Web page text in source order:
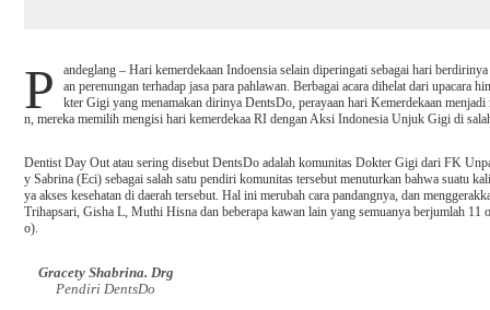
P
andeglang – Hari kemerdekaan Indoensia selain diperingati sebagai hari
an perenungan terhadap jasa para pahlawan. Berbagai acara dihelat dari upacara
kter Gigi yang menamakan dirinya DentsDo, perayaan hari Kemerdekaan
n, mereka memilih mengisi hari kemerdekaa RI dengan Aksi Indonesia Unjuk Gigi di
Dentist Day Out atau sering disebut DentsDo adalah komunitas Dokter Gigi dari FK
y Sabrina (Eci) sebagai salah satu pendiri komunitas tersebut menuturkan bahwa suatu
ya akses kesehatan di daerah tersebut. Hal ini merubah cara pandangnya, dan
Trihapsari, Gisha L, Muthi Hisna dan beberapa kawan lain yang semuanya berjumlah
o).
Gracety Shabrina. Drg
Pendiri DentsDo